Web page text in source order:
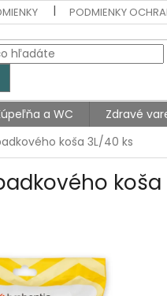
PODMIENKY
a WC Zdravé
koša 3L/40 ks
koša